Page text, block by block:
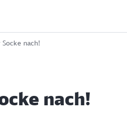
nach!
nach!